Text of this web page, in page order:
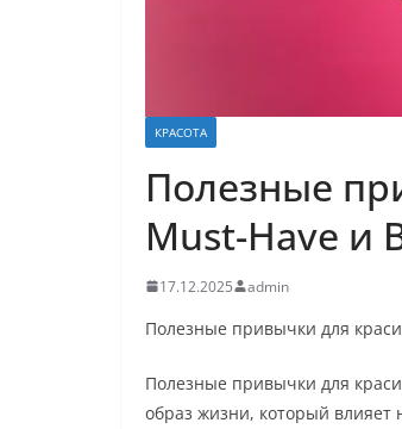
КРАСОТА
Полезные
Must-Have и
17.12.2025 admin
Полезные привычки для
Полезные привычки для
образ жизни, который влияет